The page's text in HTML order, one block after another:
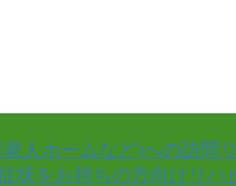
人ホームなど)への訪問
状をお持ちの方向けリハ